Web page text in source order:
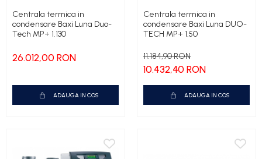
Centrala termica in
condensare Baxi Luna Duo-
Tech MP+ 1.130
26.012,00 RON
ADAUGA IN COS
Centrala termica in
condensare Baxi Luna DUO-
TECH MP+ 1.50
11.184,90 RON
10.432,40 RON
ADAUGA IN COS